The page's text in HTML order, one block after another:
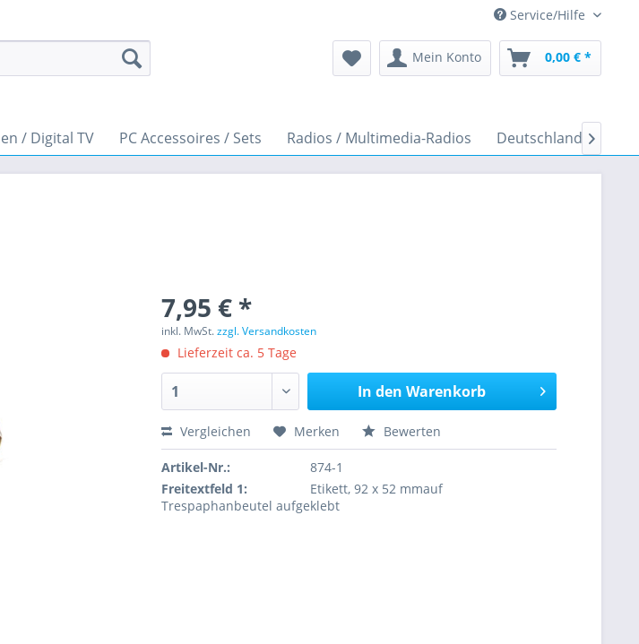
Service/Hilfe
Mein Konto 0,00 € *
/ Digital TV PC Accessoires / Sets Radios / Multimedia-Radios Deutschland 
7,95 € *
inkl. MwSt.zzgl. Versandkosten
Lieferzeit ca. 5 Tage
In den Warenkorb
Vergleichen Merken Bewerten
Artikel-Nr.:
874-1
Freitextfeld 1:
Etikett, 92 x 52 mmauf
Trespaphanbeutel aufgeklebt